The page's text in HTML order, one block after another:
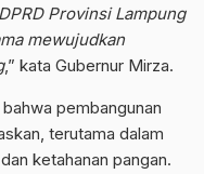
Provinsi Lampung
mewujudkan
,” kata Gubernur Mirza.
pembangunan
terutama dalam
ketahanan pangan.